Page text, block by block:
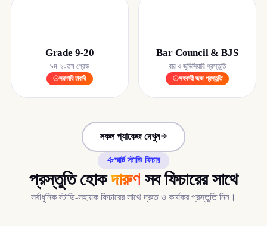
Grade 9-20
৯ম-২০তম গ্রেড
সরকারি চাকরি
Bar Council & BJS
বার ও জুডিসিয়ারি প্রস্তুতি
সহকারী জজ প্রস্তুতি
সকল প্যাকেজ দেখুন
স্মার্ট স্টাডি ফিচার
প্রস্তুতি হোকদারুণ সব ফিচারের সাথে
সর্বাধুনিক স্টাডি-সহায়ক ফিচারের সাথে দ্রুত ও কার্যকর প্রস্তুতি নিন।